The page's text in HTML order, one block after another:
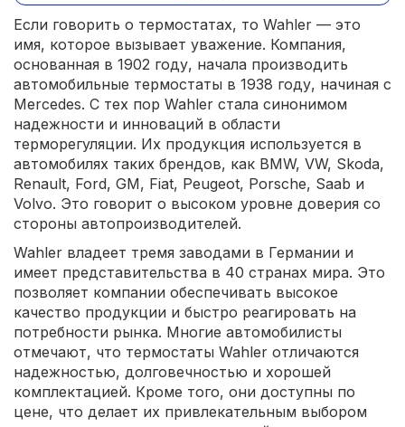
Если говорить о термостатах, то Wahler — это
имя, которое вызывает уважение. Компания,
основанная в 1902 году, начала производить
автомобильные термостаты в 1938 году, начиная с
Mercedes. С тех пор Wahler стала синонимом
надежности и инноваций в области
терморегуляции. Их продукция используется в
автомобилях таких брендов, как BMW, VW, Skoda,
Renault, Ford, GM, Fiat, Peugeot, Porsche, Saab и
Volvo. Это говорит о высоком уровне доверия со
стороны автопроизводителей.
Wahler владеет тремя заводами в Германии и
имеет представительства в 40 странах мира. Это
позволяет компании обеспечивать высокое
качество продукции и быстро реагировать на
потребности рынка. Многие автомобилисты
отмечают, что термостаты Wahler отличаются
надежностью, долговечностью и хорошей
комплектацией. Кроме того, они доступны по
цене, что делает их привлекательным выбором